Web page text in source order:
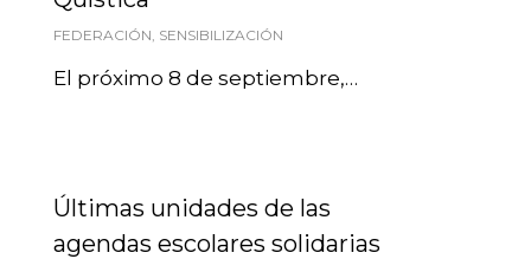
FEDERACIÓN, SENSIBILIZACIÓN
El próximo 8 de septiembre,…
Últimas unidades de las
agendas escolares solidarias